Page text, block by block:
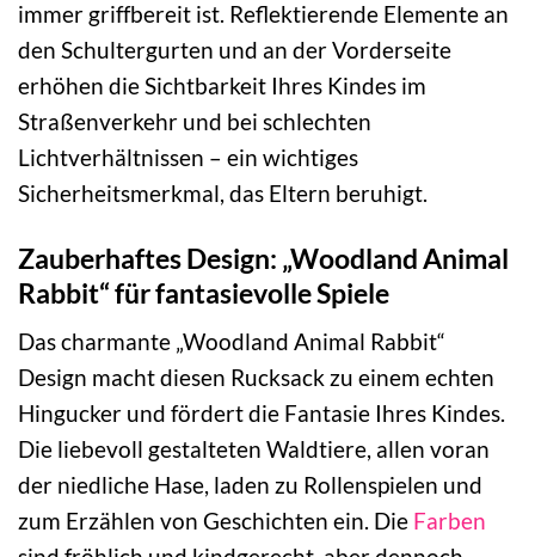
immer griffbereit ist. Reflektierende Elemente an
den Schultergurten und an der Vorderseite
erhöhen die Sichtbarkeit Ihres Kindes im
Straßenverkehr und bei schlechten
Lichtverhältnissen – ein wichtiges
Sicherheitsmerkmal, das Eltern beruhigt.
Zauberhaftes Design: „Woodland Animal
Rabbit“ für fantasievolle Spiele
Das charmante „Woodland Animal Rabbit“
Design macht diesen Rucksack zu einem echten
Hingucker und fördert die Fantasie Ihres Kindes.
Die liebevoll gestalteten Waldtiere, allen voran
der niedliche Hase, laden zu Rollenspielen und
zum Erzählen von Geschichten ein. Die Farben